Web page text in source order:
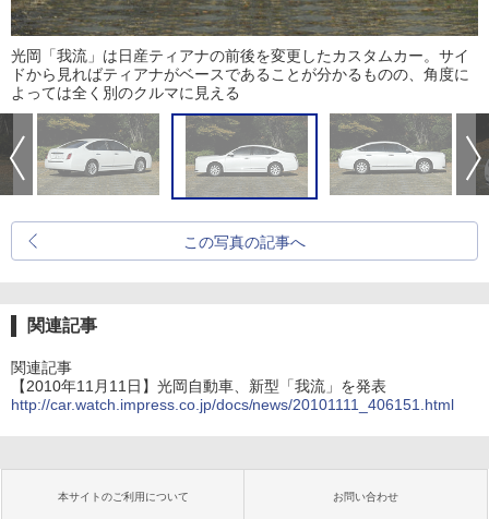
光岡「我流」は日産ティアナの前後を変更したカスタムカー。サイ
ドから見ればティアナがベースであることが分かるものの、角度に
よっては全く別のクルマに見える
この写真の記事へ
関連記事
関連記事
【2010年11月11日】光岡自動車、新型「我流」を発表
http://car.watch.impress.co.jp/docs/news/20101111_406151.html
本サイトのご利用について お問い合わせ